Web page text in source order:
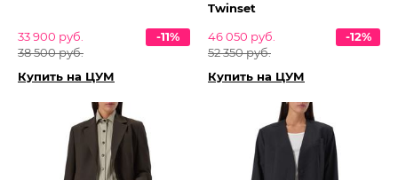
33 900 руб.
38 500 руб.
-11%
Купить на ЦУМ
Twinset
46 050 руб.
52 350 руб.
-12%
Купить на ЦУМ